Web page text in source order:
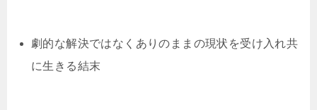
劇的な解決ではなくありのままの現状を受け入れ共
に生きる結末